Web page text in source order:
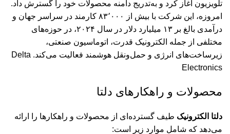
تلویزیون آغاز کرد و به‌تدریج دامنه محصولات خود را گسترش داد.
امروزه، این شرکت با بیش از ۸۳٬۰۰۰ کارمند در سراسر جهان و
درآمدی بالغ بر ۱۳ میلیارد دلار در سال ۲۰۲۴، در حوزه‌های
مختلفی از جمله الکترونیک قدرت، اتوماسیون صنعتی،
زیرساخت‌های انرژی و حمل‌ونقل هوشمند فعالیت می‌کند. Delta
Electronics
محصولات و راهکارهای دلتا
دلتا الکترونیک طیف گسترده‌ای از محصولات و راهکارها را ارائه
می‌دهد که شامل موارد زیر است: